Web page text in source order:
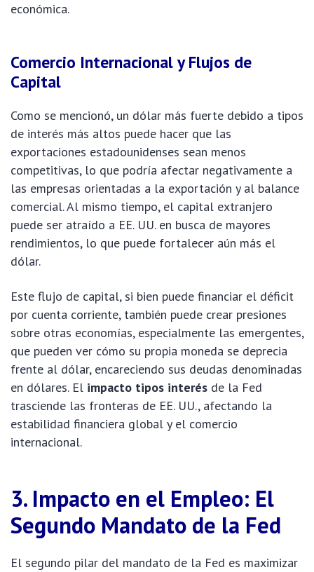
económica.
Comercio Internacional y Flujos de
Capital
Como se mencionó, un dólar más fuerte debido a tipos
de interés más altos puede hacer que las
exportaciones estadounidenses sean menos
competitivas, lo que podría afectar negativamente a
las empresas orientadas a la exportación y al balance
comercial. Al mismo tiempo, el capital extranjero
puede ser atraído a EE. UU. en busca de mayores
rendimientos, lo que puede fortalecer aún más el
dólar.
Este flujo de capital, si bien puede financiar el déficit
por cuenta corriente, también puede crear presiones
sobre otras economías, especialmente las emergentes,
que pueden ver cómo su propia moneda se deprecia
frente al dólar, encareciendo sus deudas denominadas
en dólares. El impacto tipos interés de la Fed
trasciende las fronteras de EE. UU., afectando la
estabilidad financiera global y el comercio
internacional.
3. Impacto en el Empleo: El
Segundo Mandato de la Fed
El segundo pilar del mandato de la Fed es maximizar